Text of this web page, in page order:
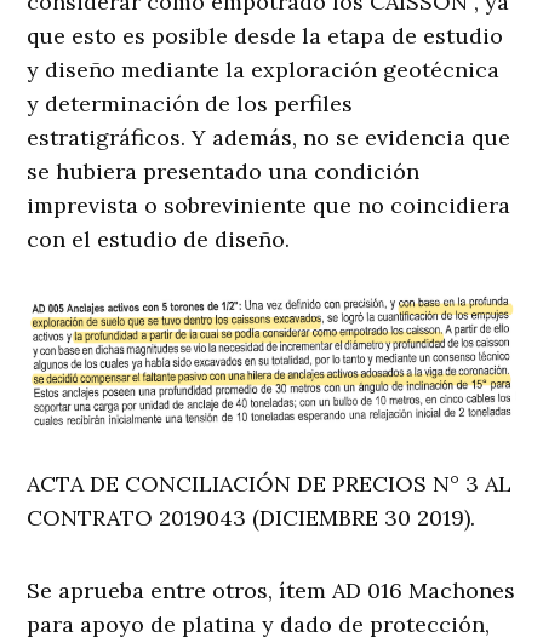
que esto es posible desde la etapa de estudio
y diseño mediante la exploración geotécnica
y determinación de los perfiles
estratigráficos. Y además, no se evidencia que
se hubiera presentado una condición
imprevista o sobreviniente que no coincidiera
con el estudio de diseño.
ACTA DE CONCILIACIÓN DE PRECIOS N° 3 AL
CONTRATO 2019043 (DICIEMBRE 30 2019).
Se aprueba entre otros, ítem AD 016 Machones
para apoyo de platina y dado de protección,